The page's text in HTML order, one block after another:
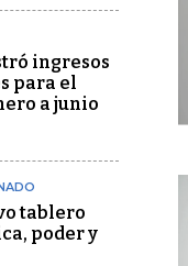
ingresos
para el
a junio
tablero
poder y